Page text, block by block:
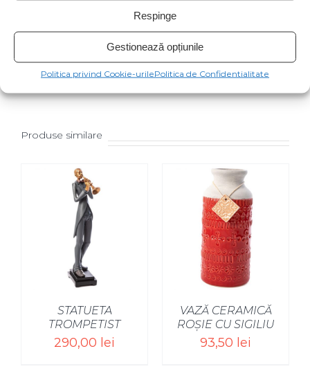
Respinge
Gestionează opțiunile
Politica privind Cookie-urilePolitica de Confidentialitate
Pin This Product
Email This
Product
Produse similare
STATUETA
TROMPETIST
290,00 lei
VAZĂ CERAMICĂ
ROȘIE CU SIGILIU
93,50 lei